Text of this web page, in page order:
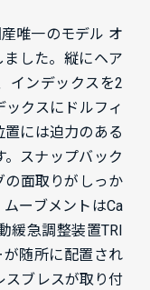
唯一のモデル オ
した。縦にヘア
インデックスを2
クスにドルフィ
置には迫力のある
。スナップバック
の面取りがしっか
ーブメントはCa
緩急調整装置TRI
が随所に配置され
スブレスが取り付